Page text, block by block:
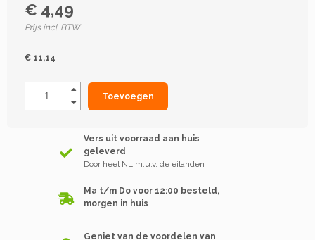
€ 4,49
Prijs incl. BTW
€ 11,14
Toevoegen
Vers uit voorraad aan huis
geleverd
Door heel NL m.u.v. de eilanden
Ma t/m Do voor 12:00 besteld,
morgen in huis
Geniet van de voordelen van